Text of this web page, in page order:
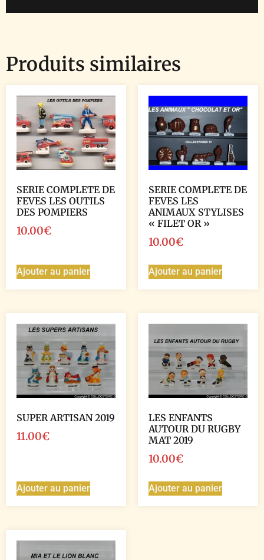
Produits similaires
SERIE COMPLETE DE
FEVES LES OUTILS
DES POMPIERS
10.00€
Ajouter au panier
SERIE COMPLETE DE
FEVES LES
ANIMAUX STYLISES
« FILET OR »
10.00€
Ajouter au panier
SUPER ARTISAN 2019
11.00€
Ajouter au panier
LES ENFANTS
AUTOUR DU RUGBY
MAT 2019
10.00€
Ajouter au panier